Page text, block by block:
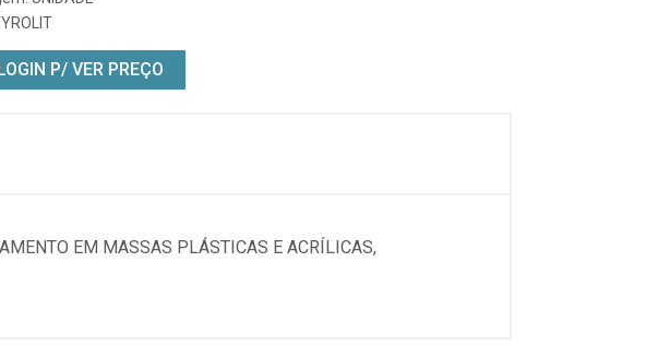
P/ VER PREÇO
EM MASSAS PLÁSTICAS E ACRÍLICAS,